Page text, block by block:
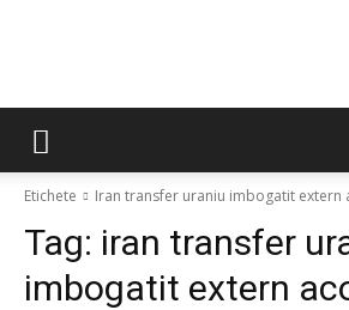
Etichete Iran transfer uraniu imbogatit extern
Tag: iran transfer
imbogatit extern